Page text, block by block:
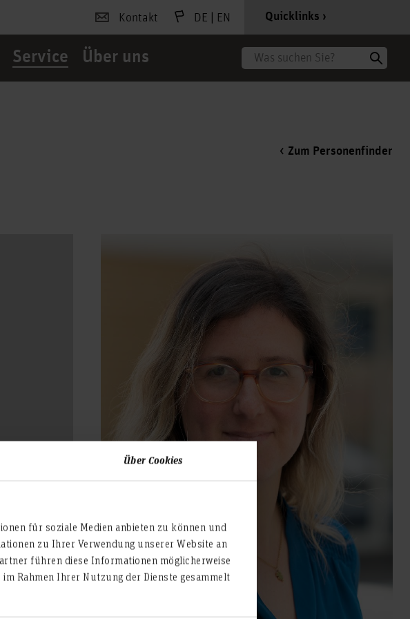
Über Cookies
für soziale Medien anbieten zu können und
zu Ihrer Verwendung unserer Website an
führen diese Informationen möglicherweise
Rahmen Ihrer Nutzung der Dienste gesammelt
Kontakt DE | EN Quicklinks
Service Über uns Suche
Zum Personenfinder